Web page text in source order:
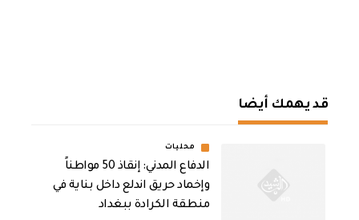
قد يهمك أيضا
محليات
الدفاع المدني: إنقاذ 50 مواطناً
وإخماد حريق اندلع داخل بناية في
منطقة الكرادة ببغداد